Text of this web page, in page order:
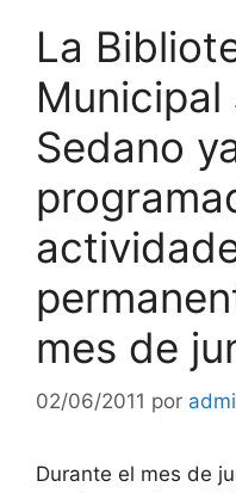
La
Municipal
Sedano
mes de
02/06/2011 por
Durante el mes de